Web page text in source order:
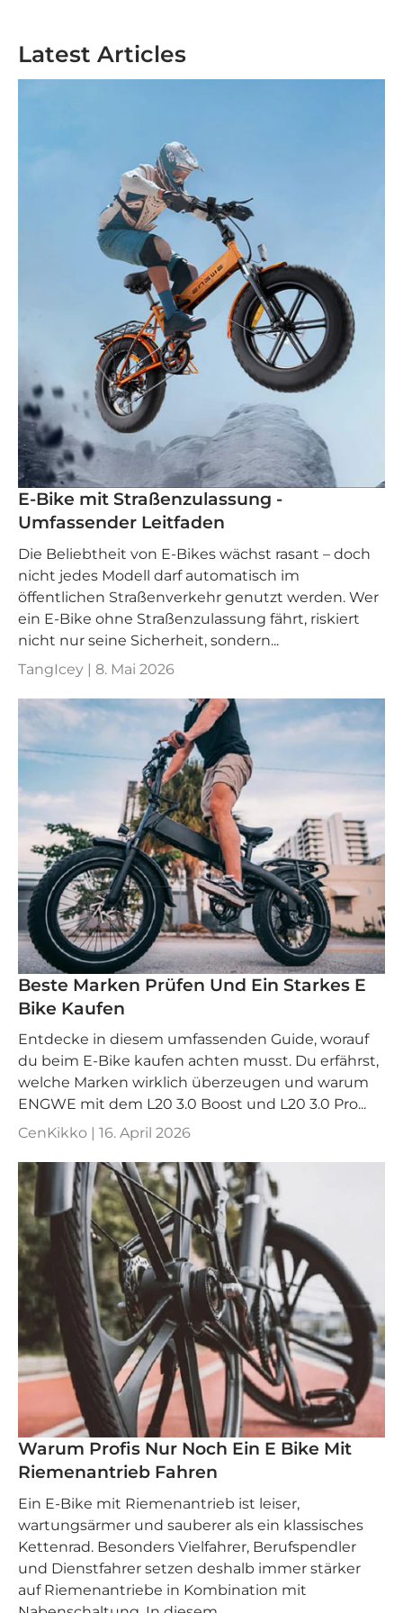
Latest Articles
E-Bike mit Straßenzulassung -
Umfassender Leitfaden
Die Beliebtheit von E-Bikes wächst rasant – doch
nicht jedes Modell darf automatisch im
öffentlichen Straßenverkehr genutzt werden. Wer
ein E-Bike ohne Straßenzulassung fährt, riskiert
nicht nur seine Sicherheit, sondern...
TangIcey | 8. Mai 2026
Beste Marken Prüfen Und Ein Starkes E
Bike Kaufen
Entdecke in diesem umfassenden Guide, worauf
du beim E-Bike kaufen achten musst. Du erfährst,
welche Marken wirklich überzeugen und warum
ENGWE mit dem L20 3.0 Boost und L20 3.0 Pro...
CenKikko | 16. April 2026
Warum Profis Nur Noch Ein E Bike Mit
Riemenantrieb Fahren
Ein E‑Bike mit Riemenantrieb ist leiser,
wartungsärmer und sauberer als ein klassisches
Kettenrad. Besonders Vielfahrer, Berufspendler
und Dienstfahrer setzen deshalb immer stärker
auf Riemenantriebe in Kombination mit